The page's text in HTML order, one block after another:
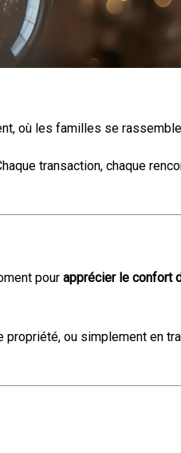
où les familles se
transaction, chaque
pour apprécier le confort
ou simplement en